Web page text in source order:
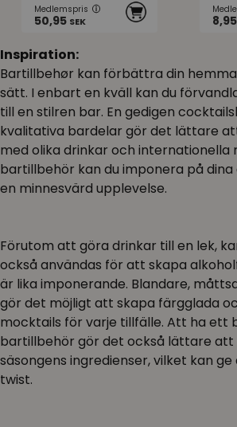
Medlemspris
50,95 SEK 8,95
Inspiration:
Bartillbehør kan förbättra din
sätt. I enbart en kväll kan du
till en stilren bar. En gedigen
kvalitativa bardelar gör det lättare
med olika drinkar och internationella
bartillbehör kan du imponera på
en minnesvärd upplevelse.
Förutom att göra drinkar till en lek,
också användas för att skapa
är lika imponerande. Blandare,
gör det möjligt att skapa färgglada
mocktails för varje tillfälle. Att ha ett
bartillbehör gör det också lättare att
säsongens ingredienser, vilket kan
twist.